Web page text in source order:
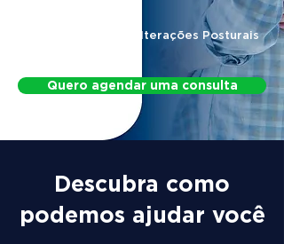
Protocolo para Alterações Posturais
Quero agendar uma consulta
Descubra como
podemos ajudar você